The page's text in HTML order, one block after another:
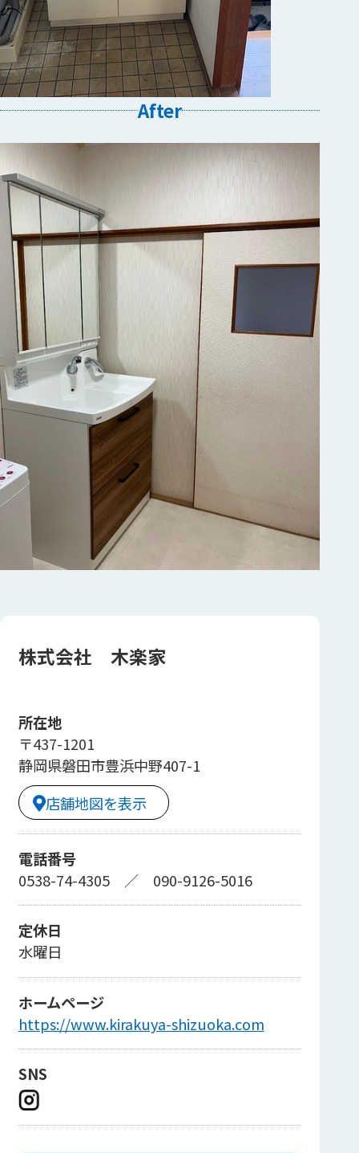
After
株式会社 木楽家
所在地
〒437-1201
静岡県磐田市豊浜中野407-1
店舗地図を表示
電話番号
0538-74-4305／ 090-9126-5016
定休日
水曜日
ホームページ
https://www.kirakuya-shizuoka.com
SNS